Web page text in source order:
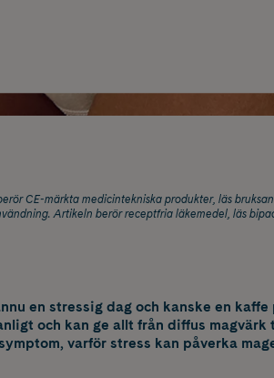
CE-märkta medicintekniska produkter, läs
Artikeln berör receptfria läkemedel, läs
en stressig dag och kanske en kaffe
och kan ge allt från diffus magvärk
varför stress kan påverka